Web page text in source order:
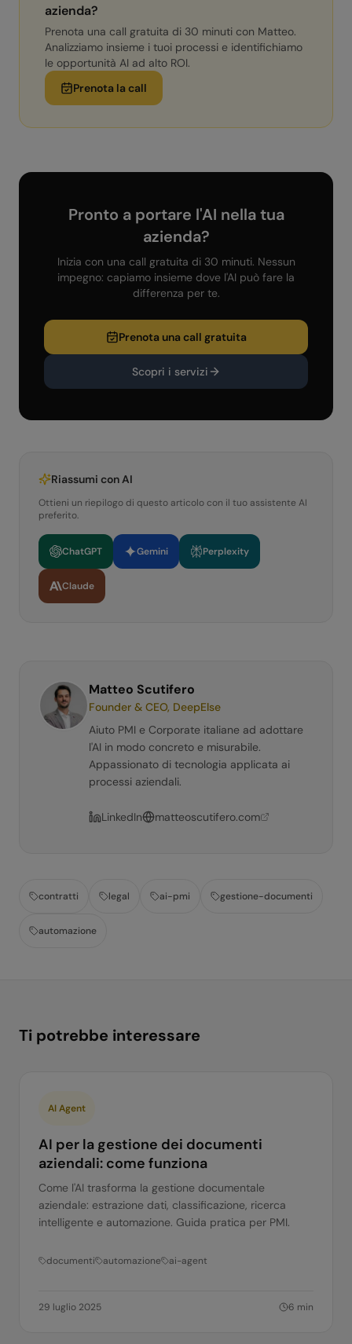
azienda?
Prenota una call gratuita di 30 minuti con Matteo.
Analizziamo insieme i tuoi processi e identifichiamo
le opportunità AI ad alto ROI.
Prenota la call
Pronto a portare l'AI nella tua
azienda?
Inizia con una call gratuita di 30 minuti. Nessun
impegno: capiamo insieme dove l'AI può fare la
differenza per te.
Prenota una call gratuita
Scopri i servizi
Riassumi con AI
Ottieni un riepilogo di questo articolo con il tuo assistente AI
preferito.
ChatGPT Gemini Perplexity
Claude
Matteo Scutifero
Founder & CEO, DeepElse
Aiuto PMI e Corporate italiane ad adottare
l'AI in modo concreto e misurabile.
Appassionato di tecnologia applicata ai
processi aziendali.
LinkedIn matteoscutifero.com
contratti legal ai-pmi gestione-documenti
automazione
Ti potrebbe interessare
AI Agent
AI per la gestione dei documenti
aziendali: come funziona
Come l'AI trasforma la gestione documentale
aziendale: estrazione dati, classificazione, ricerca
intelligente e automazione. Guida pratica per PMI.
documenti automazione ai-agent
29 luglio 2025 6 min